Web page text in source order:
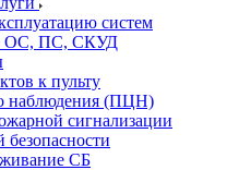
систем
ОС, ПС, СКУД
к пульту
наблюдения (ПЦН)
сигнализации
СБ